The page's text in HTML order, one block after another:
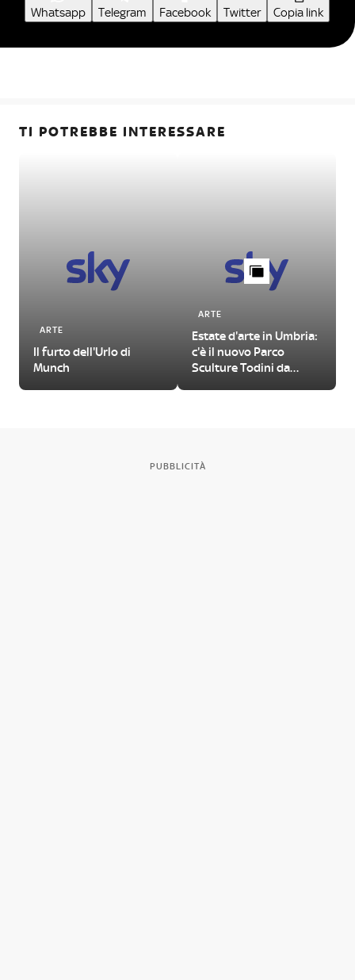
Whatsapp Telegram Facebook Twitter Copia link
TI POTREBBE INTERESSARE
ARTE
Il furto dell'Urlo di
Munch
ARTE
Estate d'arte in Umbria:
c'è il nuovo Parco
Sculture Todini da
PUBBLICITÀ